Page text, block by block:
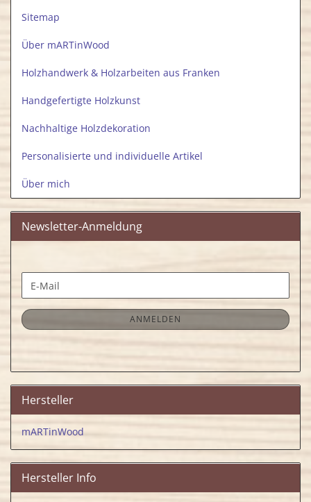
Sitemap
Über mARTinWood
Holzhandwerk & Holzarbeiten aus Franken
Handgefertigte Holzkunst
Nachhaltige Holzdekoration
Personalisierte und individuelle Artikel
Über mich
Newsletter-Anmeldung
WEITER
ZUR
NEWSLETTER-
ANMELDUNG
E-
Mail
ANMELDEN
Hersteller
mARTinWood
Hersteller Info